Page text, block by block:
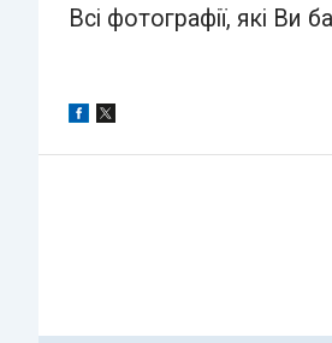
Всі фотографії, які Ви